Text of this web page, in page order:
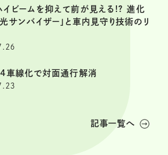
イビームを抑えて前が見える!? 進化
サンバイザー」と車内見守り技術のリ
4車線化で対面通行解消
記事一覧へ